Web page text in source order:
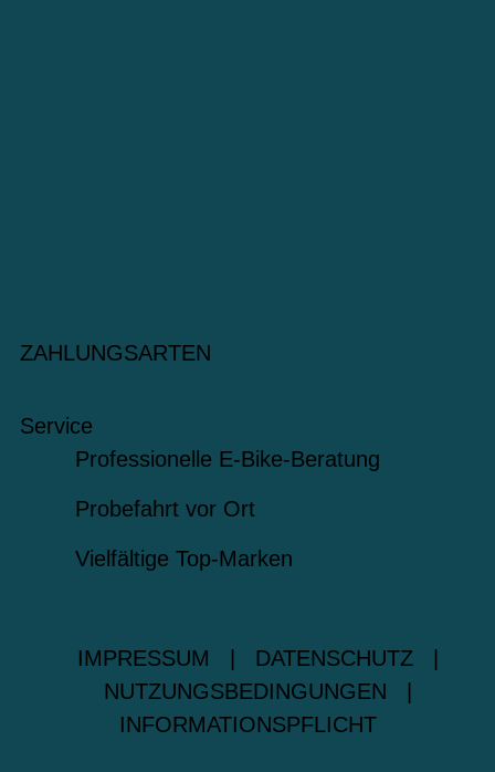
ZAHLUNGSARTEN
Service
Professionelle E-Bike-Beratung
Probefahrt vor Ort
Vielfältige Top-Marken
IMPRESSUM DATENSCHUTZ
NUTZUNGSBEDINGUNGEN
INFORMATIONSPFLICHT